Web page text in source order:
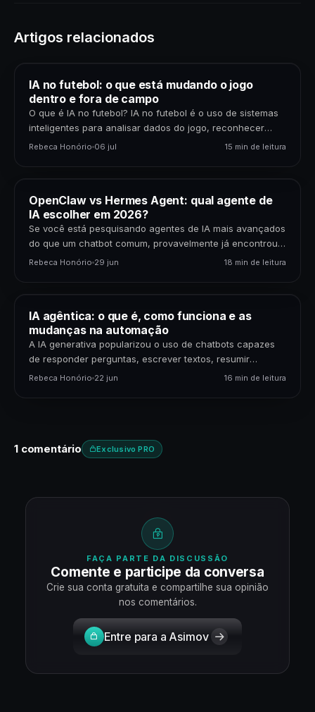
Artigos relacionados
IA no futebol: o que está mudando o jogo
dentro e fora de campo
O que é IA no futebol? IA no futebol é o uso de sistemas
inteligentes para analisar dados do jogo, reconhecer
padrões, gerar previsões,…
Rebeca Honório 06 jul 15 min de leitura
OpenClaw vs Hermes Agent: qual agente de
IA escolher em 2026?
Se você está pesquisando agentes de IA mais avançados
do que um chatbot comum, provavelmente já encontrou
dois nomes: OpenClaw e Hermes Agent. Os…
Rebeca Honório 29 jun 18 min de leitura
IA agêntica: o que é, como funciona e as
mudanças na automação
A IA generativa popularizou o uso de chatbots capazes
de responder perguntas, escrever textos, resumir
documentos e gerar código. Mas uma nova etapa da…
Rebeca Honório 22 jun 16 min de leitura
1 comentário Exclusivo PRO
FAÇA PARTE DA DISCUSSÃO
Comente e participe da conversa
Crie sua conta gratuita e compartilhe sua opinião
nos comentários.
Entre para a Asimov